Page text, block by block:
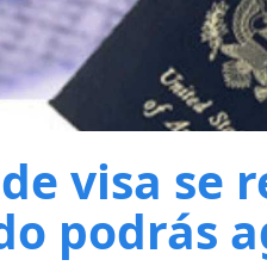
visa se
podrás